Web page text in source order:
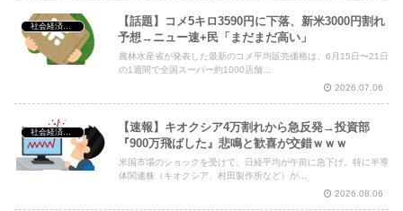
【話題】コメ5キロ3590円に下落、新米3000円割れ
予想→ニュー速+民「まだまだ高い」
農林水産省が発表した最新のコメ平均販売価格は、6月15日〜21日
の1週間で全国スーパー約1000店舗...
2026.07.06
【速報】キオクシア4万割れから急反発→投資部
『900万飛ばした』悲鳴と歓喜が交錯ｗｗｗ
米国市場のショックを受けて、日経平均が午前に急下げ。特に半導
体関連株（キオクシア、村田製作所など）が...
2026.08.06